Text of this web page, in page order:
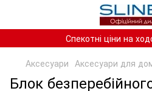
Спекотні ціни на
Аксесуари Аксесуари для
Блок